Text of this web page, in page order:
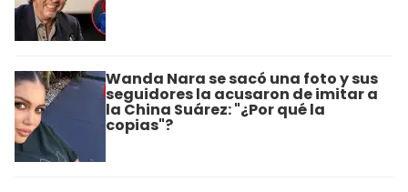
Wanda Nara se sacó una foto y sus
seguidores la acusaron de imitar a
la China Suárez: "¿Por qué la
copias"?